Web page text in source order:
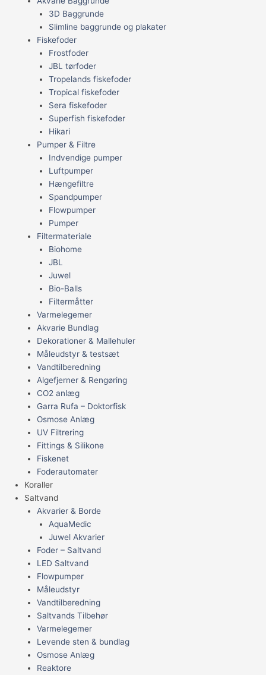
3D Baggrunde
Slimline baggrunde og plakater
Fiskefoder
Frostfoder
JBL tørfoder
Tropelands fiskefoder
Tropical fiskefoder
Sera fiskefoder
Superfish fiskefoder
Hikari
Pumper & Filtre
Indvendige pumper
Luftpumper
Hængefiltre
Spandpumper
Flowpumper
Pumper
Filtermateriale
Biohome
JBL
Juwel
Bio-Balls
Filtermåtter
Varmelegemer
Akvarie Bundlag
Dekorationer & Mallehuler
Måleudstyr & testsæt
Vandtilberedning
Algefjerner & Rengøring
CO2 anlæg
Garra Rufa – Doktorfisk
Osmose Anlæg
UV Filtrering
Fittings & Silikone
Fiskenet
Foderautomater
Koraller
Saltvand
Akvarier & Borde
AquaMedic
Juwel Akvarier
Foder – Saltvand
LED Saltvand
Flowpumper
Måleudstyr
Vandtilberedning
Saltvands Tilbehør
Varmelegemer
Levende sten & bundlag
Osmose Anlæg
Reaktore